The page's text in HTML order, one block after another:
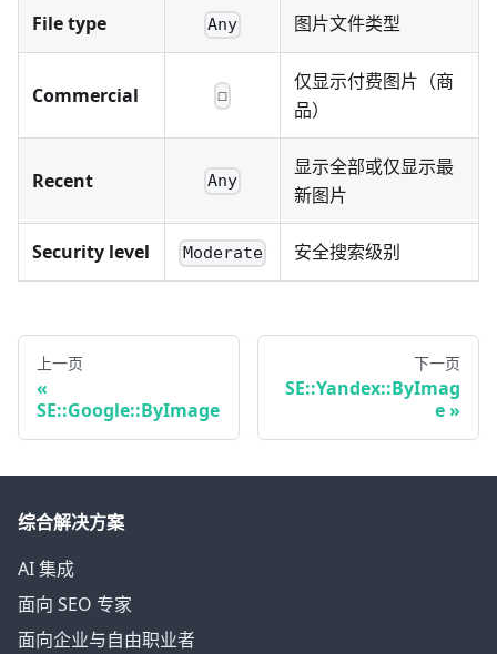
File type Any 图片文件类型
Commercial ☐
仅显示付费图片（商
品）
Recent Any
显示全部或仅显示最
新图片
Security level Moderate 安全搜索级别
上一页
SE::Google::ByImage
下一页
SE::Yandex::ByImag
e
综合解决方案
AI 集成
面向 SEO 专家
面向企业与自由职业者